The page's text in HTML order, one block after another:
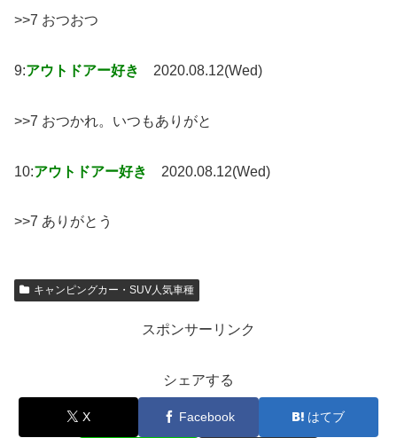
>>7 おつおつ
9:アウトドアー好き 2020.08.12(Wed)
>>7 おつかれ。いつもありがと
10:アウトドアー好き 2020.08.12(Wed)
>>7 ありがとう
キャンピングカー・SUV人気車種
スポンサーリンク
シェアする
X Facebook はてブ